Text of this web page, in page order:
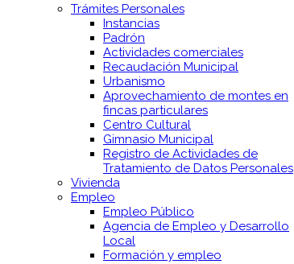
Trámites Personales
Instancias
Padrón
Actividades comerciales
Recaudación Municipal
Urbanismo
Aprovechamiento de montes en
fincas particulares
Centro Cultural
Gimnasio Municipal
Registro de Actividades de
Tratamiento de Datos Personales
Vivienda
Empleo
Empleo Público
Agencia de Empleo y Desarrollo
Local
Formación y empleo